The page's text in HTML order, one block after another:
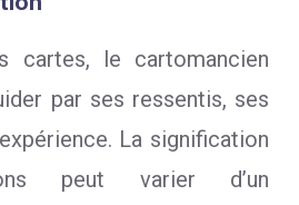
cartes, le cartomancien
par ses ressentis, ses
La signification
peut varier d’un